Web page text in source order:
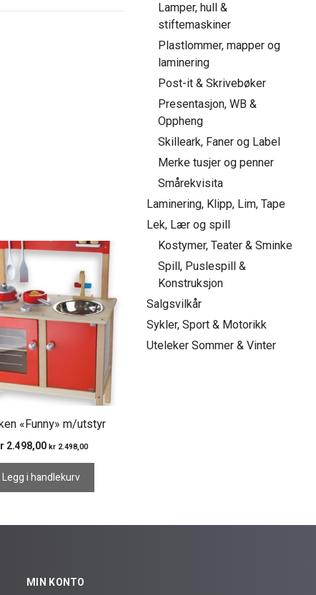
«Funny» m/utstyr
2.498,00 kr 2.498,00
Legg i handlekurv
Lamper, hull &
stiftemaskiner
Plastlommer, mapper og
laminering
Post-it & Skrivebøker
Presentasjon, WB &
Oppheng
Skilleark, Faner og Label
Merke tusjer og penner
Smårekvisita
Laminering, Klipp, Lim, Tape
Lek, Lær og spill
Kostymer, Teater & Sminke
Spill, Puslespill &
Konstruksjon
Salgsvilkår
Sykler, Sport & Motorikk
Uteleker Sommer & Vinter
MIN KONTO